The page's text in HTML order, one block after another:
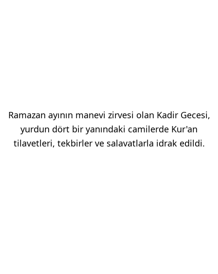
Ramazan ayının manevi zirvesi olan Kadir Gecesi,
yurdun dört bir yanındaki camilerde Kur'an
tilavetleri, tekbirler ve salavatlarla idrak edildi.